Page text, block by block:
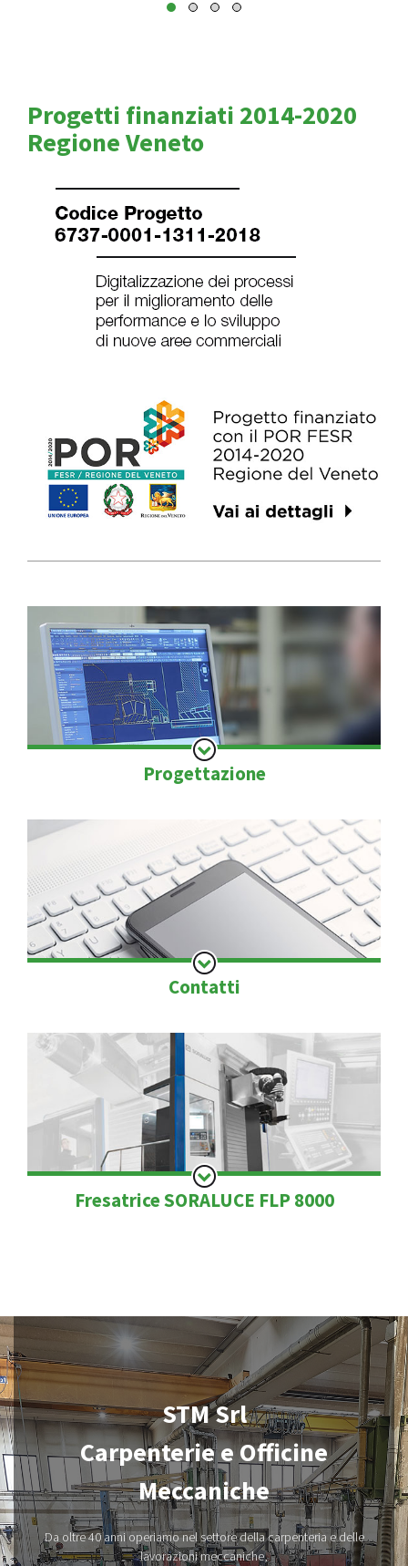
Progetti finanziati 2014-2020
Regione Veneto
Progettazione
Visualizza Dettagli
Contatti
Fresatrice SORALUCE FLP 8000
STM Srl
Carpenterie e Officine
Meccaniche
Da oltre 40 anni operiamo nel settore della carpenteria e delle
lavorazioni meccaniche,